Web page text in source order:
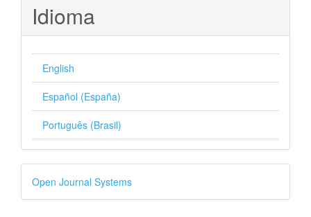
Idioma
English
Español (España)
Português (Brasil)
Desenvolvido
por
Open Journal Systems